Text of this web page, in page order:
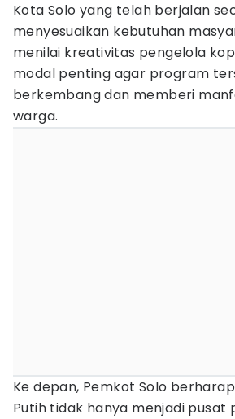
Kota Solo yang telah berjalan
menyesuaikan kebutuhan
menilai kreativitas pengelola
modal penting agar program
berkembang dan memberi
warga.
Ke depan, Pemkot Solo
Putih tidak hanya menjadi pusat